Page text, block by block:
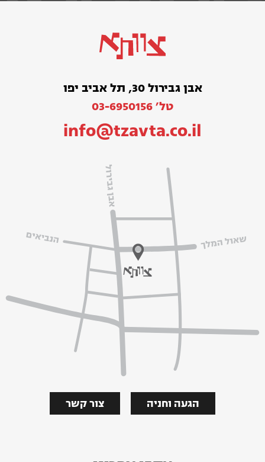
אבן גבירול 30, תל אביב יפו
טל׳ 03-6950156
info@tzavta.co.il
צור קשר הגעה וחניה